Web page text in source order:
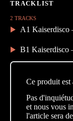
2 TRACKS
A1 Kaiserdisco
B1 Kaiserdisco
Ce produit est
Pas
et nous vous
l'article sera